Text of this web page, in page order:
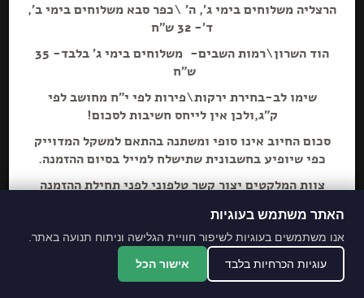
הוספה+
מיכל פפריקה מעושנת 90 גר'
הרצליה משלוחים בימי ג', ה' \כפר סבא משלוחים בימי ב',
ד'- 32 ש"ח
הוד השרון\רמות השבים- משלוחים בימי ג' בלבד- 35
ש"ח
שימו לב-בחירת ירקות\פירות לפי י"ח מחושב לפי
ק"ג,ולכן אין לייחס חשיבות לסכום!
סכום החיוב אינו סופי ומשתנה בהתאם למשקל המדוייק
כפי שיופיע בחשבונית שתישלח למייל בסיום ההזמנה.
צוות המלקטים יצור קשר טלפוני לפני תחילת ההזמנה
מתחייבים לסחורה הכי
מובחרת!
*האתר והמקום עם נגישות מלאה לנכים.
האתר משתמש בעוגיות
אנו משתמשים בעוגיות לשיפור חוויית הגלישה וניתוח תנועה באתר.
עוגיות הכרחיות בלבד אישור הכל